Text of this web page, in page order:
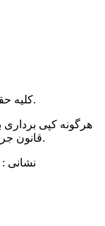
کلیه حقوق مادی ومعنوی متعلق به سی پنل می باشد.
قانون جرائم رایانه ای بوده و پیگرد قانونی خواهد داشت.
نشانی :